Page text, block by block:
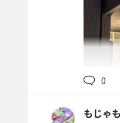
0
もじゃ